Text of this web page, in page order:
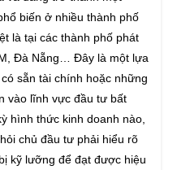
biến ở nhiều thành phố
là tại các thành phố phát
Đà Nẵng… Đây là một lựa
sẵn tài chính hoặc những
vào lĩnh vực đầu tư bất
hình thức kinh doanh nào,
chủ đầu tư phải hiểu rõ
kỹ lưỡng để đạt được hiệu